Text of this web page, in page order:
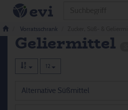
Vorratsschrank
Zucker, Süß- &
Geliermittel
12
Alternative Süßmittel